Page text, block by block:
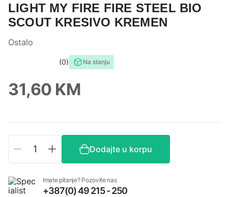
LIGHT MY FIRE FIRE STEEL BIO
SCOUT KRESIVO KREMEN
Ostalo
0 Na stanju
31,60 KM
Fire
steel
BIO
Dodajte u korpu
Imate pitanje? Pozovite nas
+387(0) 49 215 - 250